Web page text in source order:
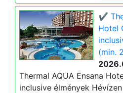
✔️
Hotel
(min.
Thermal AQUA Ensana
inclusive élmények